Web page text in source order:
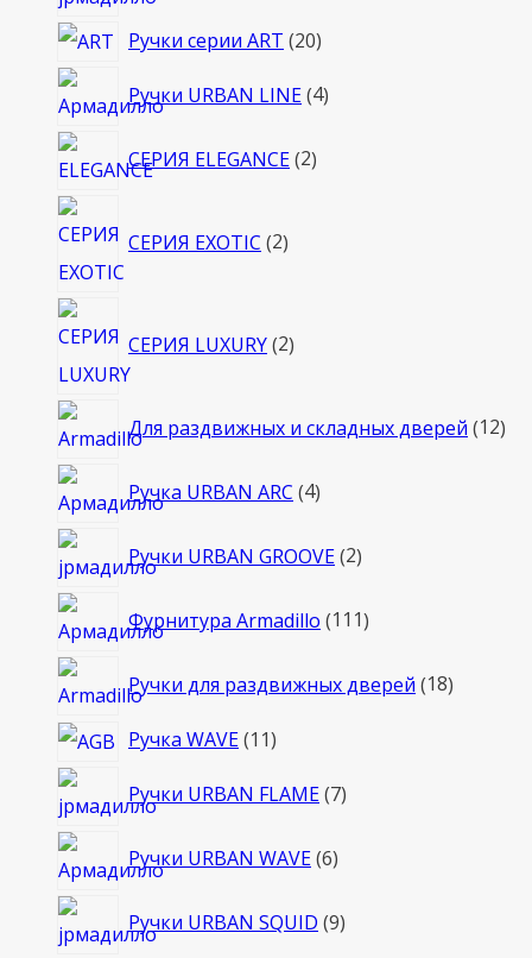
Ручки серии ART 2020
Ручки URBAN LINE 44
СЕРИЯ ELEGANCE 22
СЕРИЯ EXOTIC 2товара
СЕРИЯ LUXURY 2товара
Для раздвижных и складных дверей 1212
Ручка URBAN ARC 44
Ручки URBAN GROOVE 22
Фурнитура Armadillo 111111
Ручки для раздвижных дверей 1818
Ручка WAVE 1111
Ручки URBAN FLAME 77
Ручки URBAN WAVE 66
Ручки URBAN SQUID 99